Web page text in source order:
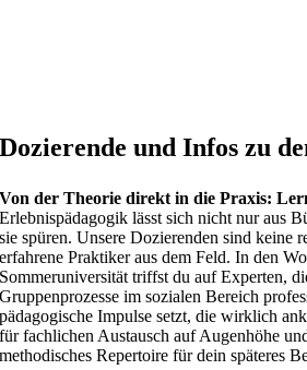
Dozierende und Infos zu
Von der Theorie direkt in die Praxis:
Erlebnispädagogik lässt sich nicht nur aus
sie spüren. Unsere Dozierenden sind keine
erfahrene Praktiker aus dem Feld. In den
Sommeruniversität triffst du auf Experten,
Gruppenprozesse im sozialen Bereich
pädagogische Impulse setzt, die wirklich
für fachlichen Austausch auf Augenhöhe
methodisches Repertoire für dein späteres